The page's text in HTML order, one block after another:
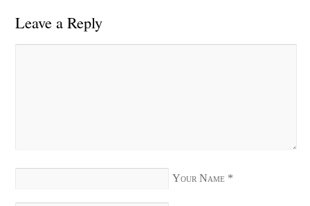
Leave a Reply
Your Name *